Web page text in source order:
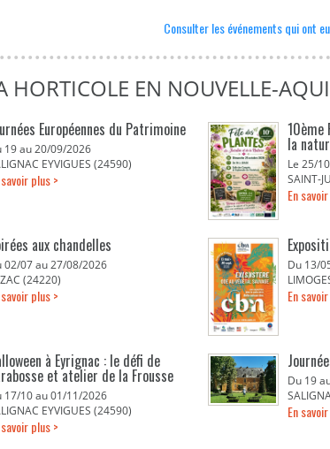
Consulter les événements qui ont
HORTICOLE EN NOUVELLE-
Européennes du Patrimoine
19 au 20/09/2026
EYVIGUES (24590)
plus >
10ème
la
Le 25/
SAINT-
En
aux chandelles
02/07 au 27/08/2026
(24220)
plus >
Du 13/
En
à Eyrignac : le défi de
et atelier de la Frousse
17/10 au 01/11/2026
EYVIGUES (24590)
plus >
Du 19
En